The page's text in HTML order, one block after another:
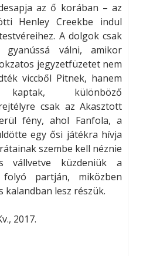
az ő korában – az
Henley Creekbe indul
A dolgok csak
gyanússá válni, amikor
jegyzetfüzetet nem
viccből Pitnek, hanem
kaptak, különböző
csak az Akasztott
fény, ahol Fanfola, a
egy ősi játékra hívja
szembe kell néznie
vállvetve küzdeniük a
partján, miközben
kalandban lesz részük.
2017.